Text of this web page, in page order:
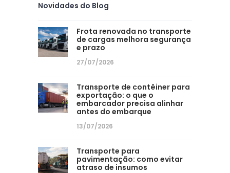
Novidades do Blog
Frota renovada no transporte
de cargas melhora segurança
e prazo
27/07/2026
Transporte de contêiner para
exportação: o que o
embarcador precisa alinhar
antes do embarque
13/07/2026
Transporte para
pavimentação: como evitar
atraso de insumos